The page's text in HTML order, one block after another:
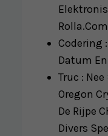
Rolla.Com
Codering
Datum
Truc :
Oregon
De Rijpe
Divers